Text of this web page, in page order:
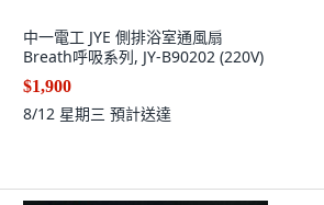
中一電工 JYE 側排浴室通風扇
Breath呼吸系列, JY-B90202 (220V)
$1,900
8/12 星期三 預計送達